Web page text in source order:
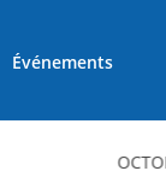
Événements